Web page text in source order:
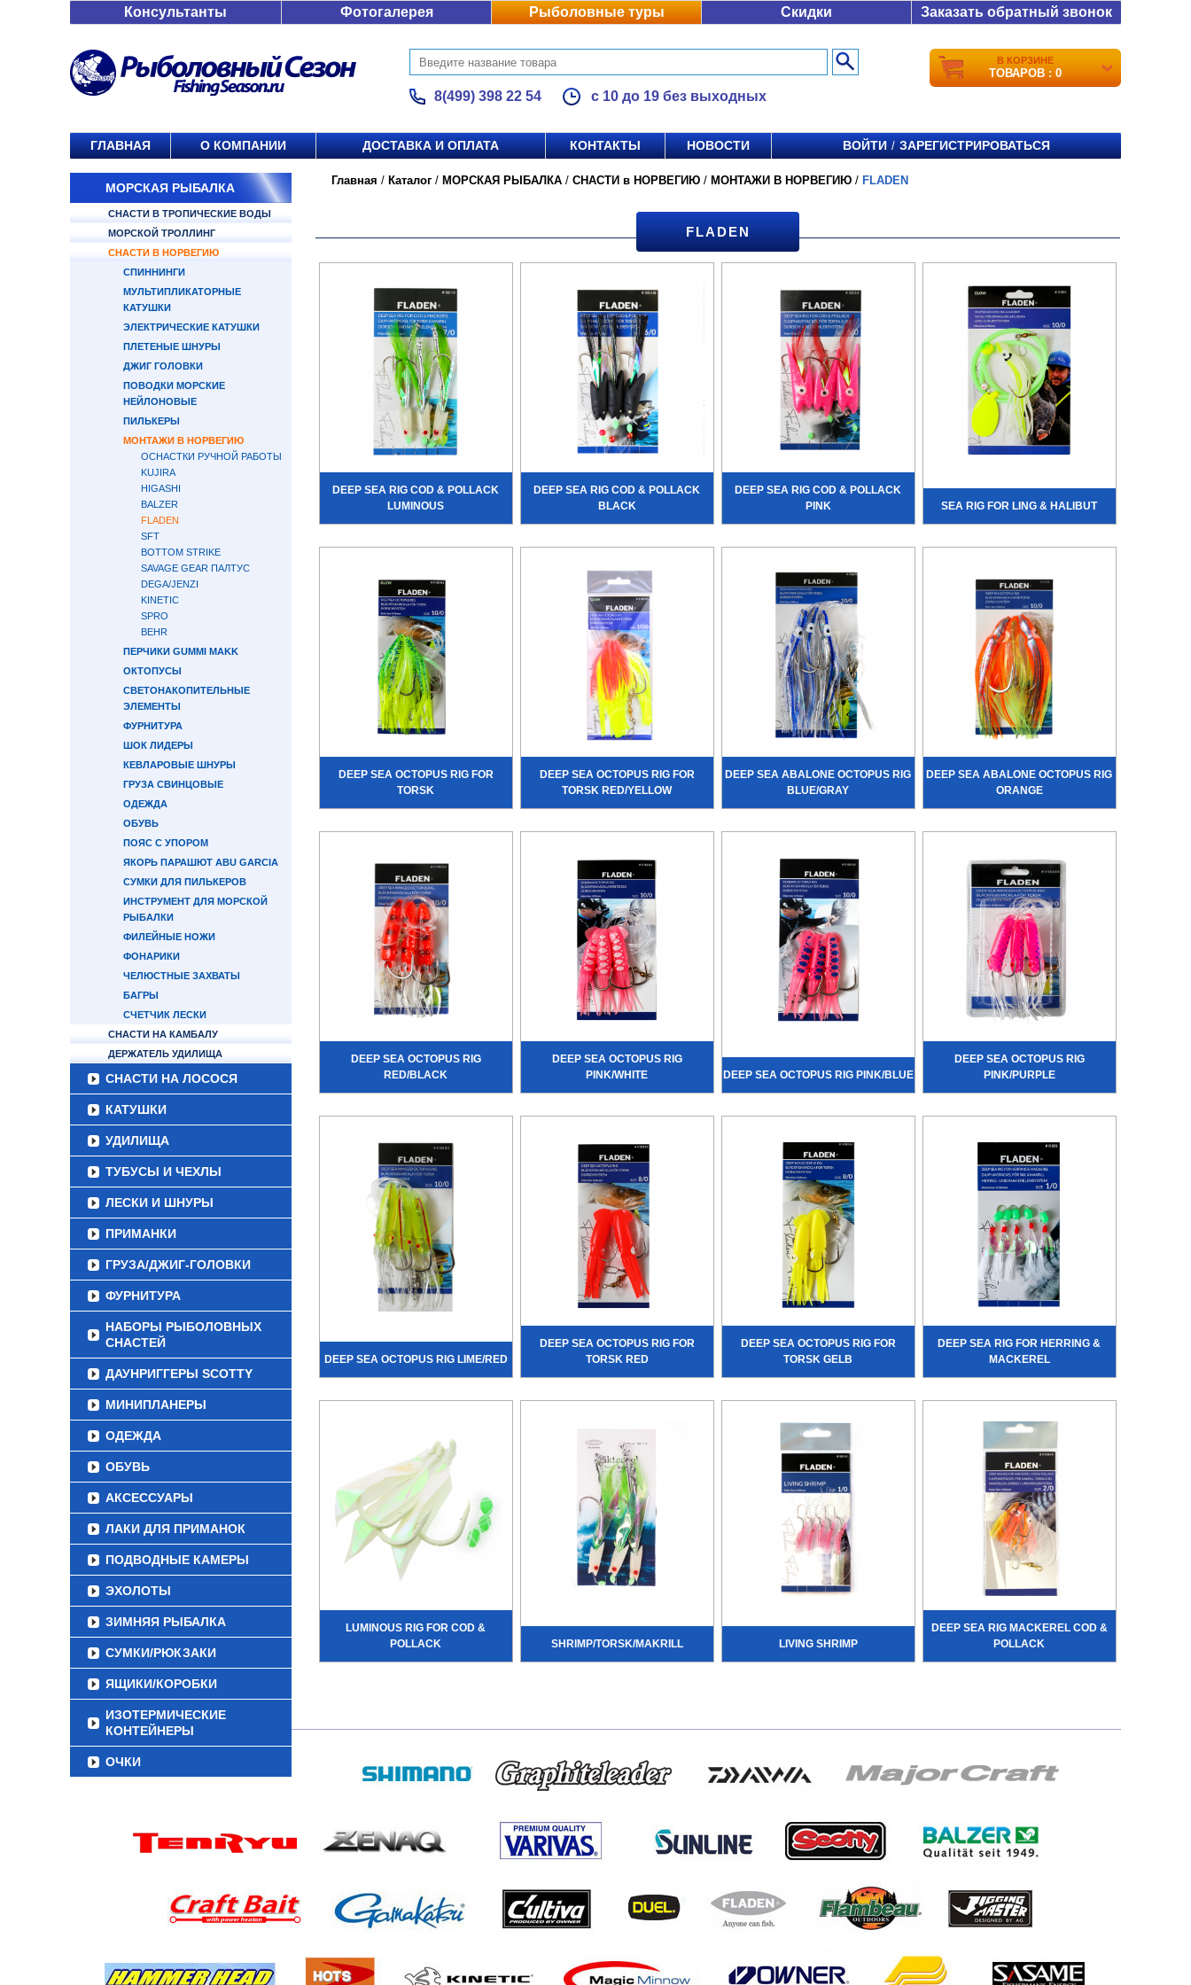
Консультанты Фотогалерея Рыболовные туры Скидки Заказать обратный звонок
8(499) 398 22 54 с 10 до 19 без выходных
В КОРЗИНЕ
ТОВАРОВ : 0
ГЛАВНАЯ О КОМПАНИИ ДОСТАВКА И ОПЛАТА КОНТАКТЫ НОВОСТИ ВОЙТИ / ЗАРЕГИСТРИРОВАТЬСЯ
МОРСКАЯ РЫБАЛКА
СНАСТИ В ТРОПИЧЕСКИЕ ВОДЫ
МОРСКОЙ ТРОЛЛИНГ
СНАСТИ В НОРВЕГИЮ
СПИННИНГИ
МУЛЬТИПЛИКАТОРНЫЕ
КАТУШКИ
ЭЛЕКТРИЧЕСКИЕ КАТУШКИ
ПЛЕТЕНЫЕ ШНУРЫ
ДЖИГ ГОЛОВКИ
ПОВОДКИ МОРСКИЕ
НЕЙЛОНОВЫЕ
ПИЛЬКЕРЫ
МОНТАЖИ В НОРВЕГИЮ
ОСНАСТКИ РУЧНОЙ РАБОТЫ
KUJIRA
HIGASHI
BALZER
FLADEN
SFT
BOTTOM STRIKE
SAVAGE GEAR ПАЛТУС
DEGA/JENZI
KINETIC
SPRO
BEHR
ПЕРЧИКИ GUMMI MAKK
ОКТОПУСЫ
СВЕТОНАКОПИТЕЛЬНЫЕ
ЭЛЕМЕНТЫ
ФУРНИТУРА
ШОК ЛИДЕРЫ
КЕВЛАРОВЫЕ ШНУРЫ
ГРУЗА СВИНЦОВЫЕ
ОДЕЖДА
ОБУВЬ
ПОЯС С УПОРОМ
ЯКОРЬ ПАРАШЮТ ABU GARCIA
СУМКИ ДЛЯ ПИЛЬКЕРОВ
ИНСТРУМЕНТ ДЛЯ МОРСКОЙ
РЫБАЛКИ
ФИЛЕЙНЫЕ НОЖИ
ФОНАРИКИ
ЧЕЛЮСТНЫЕ ЗАХВАТЫ
БАГРЫ
СЧЕТЧИК ЛЕСКИ
СНАСТИ НА КАМБАЛУ
ДЕРЖАТЕЛЬ УДИЛИЩА
СНАСТИ НА ЛОСОСЯ
КАТУШКИ
УДИЛИЩА
ТУБУСЫ И ЧЕХЛЫ
ЛЕСКИ И ШНУРЫ
ПРИМАНКИ
ГРУЗА/ДЖИГ-ГОЛОВКИ
ФУРНИТУРА
НАБОРЫ РЫБОЛОВНЫХ
СНАСТЕЙ
ДАУНРИГГЕРЫ SCOTTY
МИНИПЛАНЕРЫ
ОДЕЖДА
ОБУВЬ
АКСЕССУАРЫ
ЛАКИ ДЛЯ ПРИМАНОК
ПОДВОДНЫЕ КАМЕРЫ
ЭХОЛОТЫ
ЗИМНЯЯ РЫБАЛКА
СУМКИ/РЮКЗАКИ
ЯЩИКИ/КОРОБКИ
ИЗОТЕРМИЧЕСКИЕ
КОНТЕЙНЕРЫ
ОЧКИ
Главная / Каталог / МОРСКАЯ РЫБАЛКА / СНАСТИ в НОРВЕГИЮ / МОНТАЖИ В НОРВЕГИЮ / FLADEN
FLADEN
DEEP SEA RIG COD & POLLACK
LUMINOUS
DEEP SEA RIG COD & POLLACK
BLACK
DEEP SEA RIG COD & POLLACK
PINK
SEA RIG FOR LING & HALIBUT
DEEP SEA OCTOPUS RIG FOR
TORSK
DEEP SEA OCTOPUS RIG FOR
TORSK RED/YELLOW
DEEP SEA ABALONE OCTOPUS RIG
BLUE/GRAY
DEEP SEA ABALONE OCTOPUS RIG
ORANGE
DEEP SEA OCTOPUS RIG
RED/BLACK
DEEP SEA OCTOPUS RIG
PINK/WHITE
DEEP SEA OCTOPUS RIG PINK/BLUE
DEEP SEA OCTOPUS RIG
PINK/PURPLE
DEEP SEA OCTOPUS RIG LIME/RED
DEEP SEA OCTOPUS RIG FOR
TORSK RED
DEEP SEA OCTOPUS RIG FOR
TORSK GELB
DEEP SEA RIG FOR HERRING &
MACKEREL
LUMINOUS RIG FOR COD &
POLLACK
SHRIMP/TORSK/MAKRILL LIVING SHRIMP
DEEP SEA RIG MACKEREL COD &
POLLACK